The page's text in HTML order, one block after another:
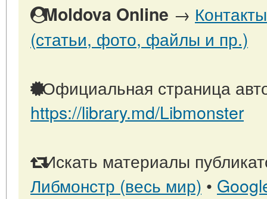
Moldova Online →
(статьи, фото, файлы и пр.)
Официальная страница
https://library.md/Libmonster
Искать материалы
Либмонстр (весь мир) •